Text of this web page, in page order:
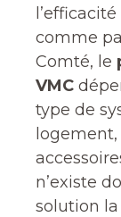
comme
Comté, le
VMC
type de
n’existe
solution